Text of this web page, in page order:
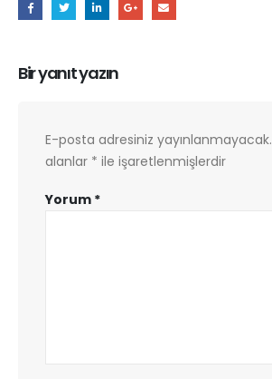
Bir yanıt yazın
E-posta adresiniz yayınlanmayacak.
alanlar * ile işaretlenmişlerdir
Yorum *